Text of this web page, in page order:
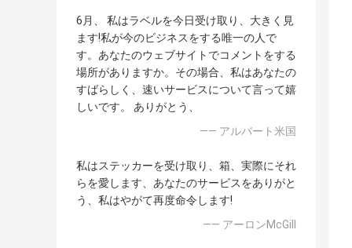
6月、 私はラベルを今日受け取り、大きく見
ます!私が今のビジネスをする唯一の人で
す。あなたのウェブサイトでコメントをする
場所がありますか。その場合、私はあなたの
すばらしく、速いサービスについて言って嬉
しいです。 ありがとう、
—— アルバート米国
私はステッカーを受け取り、箱、実際にそれ
らを愛します、あなたのサービスをありがと
う、私はやがて再度命令します!
—— アーロンMcGill